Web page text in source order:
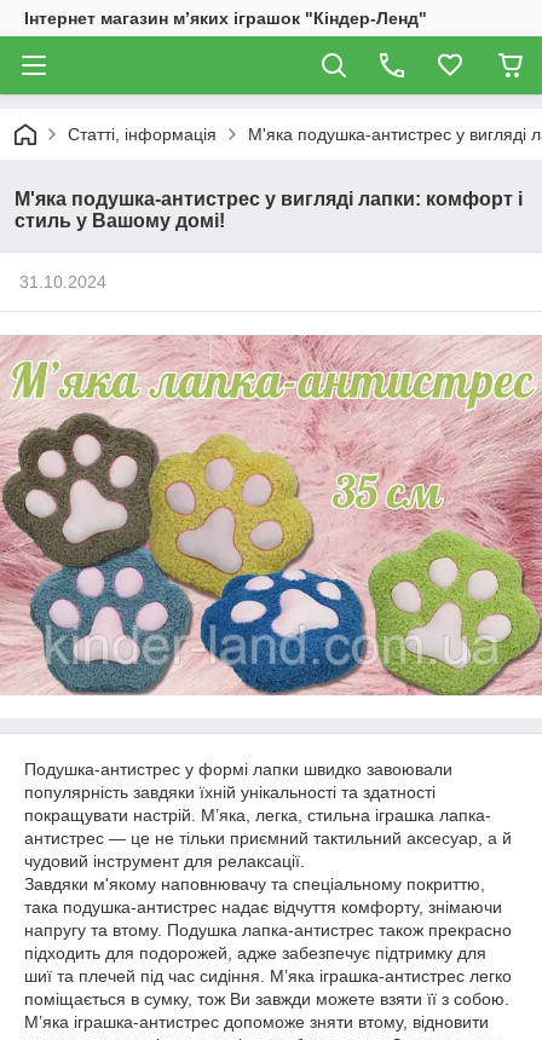
Інтернет магазин м’яких іграшок "Кіндер-Ленд"
Статті, інформація М'яка подушка-антистрес у вигляді
М'яка подушка-антистрес у вигляді лапки: комфорт і
стиль у Вашому домі!
31.10.2024
Подушка-антистрес у формі лапки швидко завоювали
популярність завдяки їхній унікальності та здатності
покращувати настрій. М’яка, легка, стильна іграшка лапка-
антистрес — це не тільки приємний тактильний аксесуар, а й
чудовий інструмент для релаксації.
Завдяки м'якому наповнювачу та спеціальному покриттю,
така подушка-антистрес надає відчуття комфорту, знімаючи
напругу та втому. Подушка лапка-антистрес також прекрасно
підходить для подорожей, адже забезпечує підтримку для
шиї та плечей під час сидіння. М’яка іграшка-антистрес легко
поміщається в сумку, тож Ви завжди можете взяти її з собою.
М’яка іграшка-антистрес допоможе зняти втому, відновити